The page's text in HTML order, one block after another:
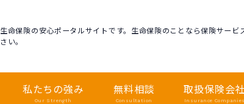
生命保険の安心ポータルサイトです。生命保険のことなら保険サー
さい。
私たちの強み
Our Strength
無料相談
Consultation
取扱保険会社
Insurance Companies